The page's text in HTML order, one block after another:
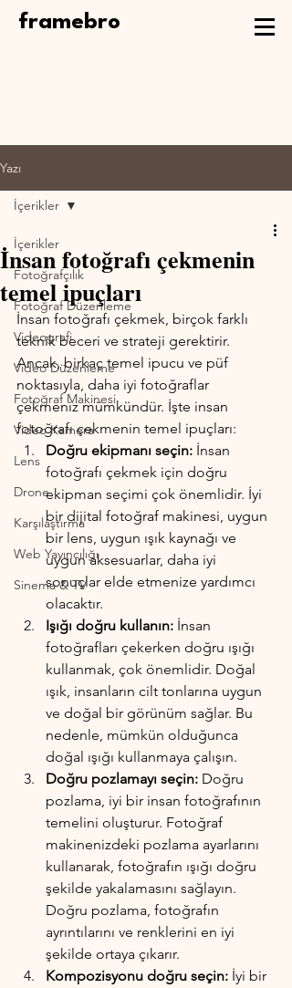
framebro
Yazı
İçerikler
Fotoğrafçılık
Fotoğraf Düzenleme
Videografi
Video Düzenleme
Fotoğraf Makinesi
Video Kamera
Lens
Drone
Karşılaştırma
Web Yayıncılığı
Sinema & TV
İçerikler
İnsan fotoğrafı çekmenin
temel ipuçları
İnsan fotoğrafı çekmek, birçok farklı
teknik beceri ve strateji gerektirir.
Ancak, birkaç temel ipucu ve püf
noktasıyla, daha iyi fotoğraflar
çekmeniz mümkündür. İşte insan
fotoğrafı çekmenin temel ipuçları:
Doğru ekipmanı seçin: İnsan
fotoğrafı çekmek için doğru
ekipman seçimi çok önemlidir. İyi
bir dijital fotoğraf makinesi, uygun
bir lens, uygun ışık kaynağı ve
uygun aksesuarlar, daha iyi
sonuçlar elde etmenize yardımcı
olacaktır.
Işığı doğru kullanın: İnsan
fotoğrafları çekerken doğru ışığı
kullanmak, çok önemlidir. Doğal
ışık, insanların cilt tonlarına uygun
ve doğal bir görünüm sağlar. Bu
nedenle, mümkün olduğunca
doğal ışığı kullanmaya çalışın.
Doğru pozlamayı seçin: Doğru
pozlama, iyi bir insan fotoğrafının
temelini oluşturur. Fotoğraf
makinenizdeki pozlama ayarlarını
kullanarak, fotoğrafın ışığı doğru
şekilde yakalamasını sağlayın.
Doğru pozlama, fotoğrafın
ayrıntılarını ve renklerini en iyi
şekilde ortaya çıkarır.
Kompozisyonu doğru seçin: İyi bir